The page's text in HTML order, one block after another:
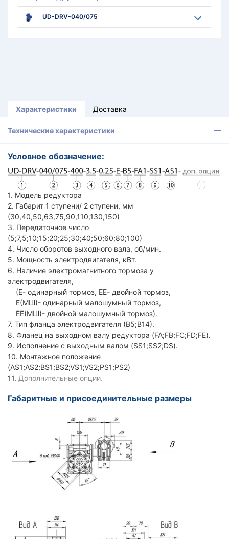
UD-DRV-040/075
Характеристики Доставка
Технические характеристики
Условное обозначение:
1. Модель редуктора
2. Габарит 1 ступени/ 2 ступени, мм
(30,40,50,63,75,90,110,130,150)
3. Передаточное число
(5;7,5;10;15;20;25;30;40;50;60;80;100)
4. Число оборотов выходного вала, об/мин.
5. Мощность электродвигателя, кВт.
6. Наличие электромагнитного тормоза у
электродвигателя,
(Е- одинарный тормоз, ЕЕ- двойной тормоз,
Е(МШ)- одинарный малошумный тормоз,
ЕЕ(МШ)- двойной малошумный тормоз).
7. Тип фланца электродвигателя (В5;В14).
8. Фланец на выходном валу редуктора (FA;FB;FC;FD;FE).
9. Исполнение с выходным валом (SS1;SS2;DS).
10. Монтажное положение
(AS1;AS2;BS1;BS2;VS1;VS2;PS1;PS2)
11. Дополнительные опции.
Габаритные и присоединительные размеры